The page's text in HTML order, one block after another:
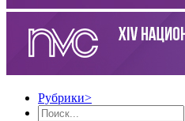
Рубрики>